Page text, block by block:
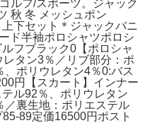
フ/スポーツ。ジャック
秋 冬 メッシュポン
下セット＊ジャックバニ
ド半袖ポロシャツポロシ
フブラック0【ポロシャ
タン3％／リブ部分：ポ
、ポリウレタン4％0:バス
円【スカート】インナー
ル92％、ポリウレタン
／裏生地：ポリエステル
89定価16500円ポスト